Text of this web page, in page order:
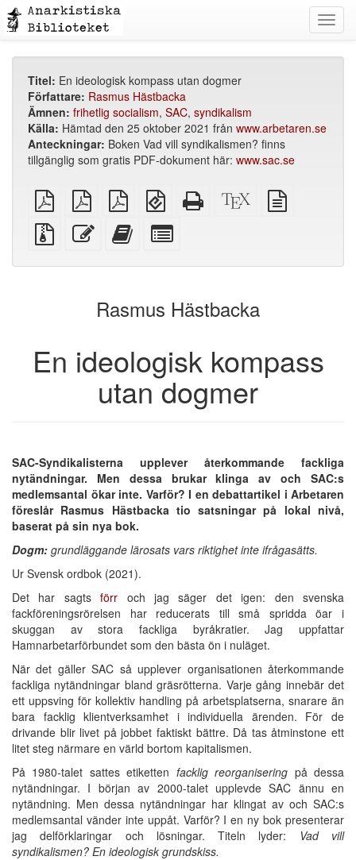
Titel: En ideologisk kompass utan dogmer
Författare: Rasmus Hästbacka
Ämnen: frihetlig socialism, SAC, syndikalism
Källa: Hämtad den 25 oktober 2021 från www.arbetaren.se
Anteckningar: Boken Vad vill syndikalismen? finns
tillgänglig som gratis PDF-dokument här: www.sac.se
plain
PDF
A4
imposed
PDF
Letter
imposed
PDF
EPUB
(för
mobila
enheter)
Fristående
HTML
XeLaTeX
källa
Källfiler
med
Redigera
denna
Lägg
text
bokskaparen
for
bookbuilder
Rasmus Hästbacka
En ideologisk kompass
utan dogmer
SAC-Syndikalisterna upplever återkommande fackliga
nytändningar. Men dessa brukar klinga av och SAC:s
medlemsantal ökar inte. Varför? I en debattartikel i Arbetaren
föreslår Rasmus Hästbacka tio satsningar på lokal nivå,
baserat på sin nya bok.
Dogm: grundläggande lärosats vars riktighet inte ifrågasätts.
Ur Svensk ordbok (2021).
Det har sagtsförr och jag säger det igen: den svenska
fackföreningsrörelsen har reducerats till små spridda öar i
skuggan av stora fackliga byråkratier. Jag uppfattar
Hamnarbetarförbundet som den bästa ön i nuläget.
När det gäller SAC så upplever organisationen återkommande
fackliga nytändningar bland gräsrötterna. Varje gång innebär det
ett uppsving för kollektiv handling på arbetsplatserna, snarare än
bara facklig klientverksamhet i individuella ärenden. För de
drivande blir livet på jobbet faktiskt bättre. Då tas åtminstone ett
litet steg närmare en värld bortom kapitalismen.
På 1980-talet sattes etiketten facklig reorganisering på dessa
nytändningar. I början av 2000-talet upplevde SAC ännu en
nytändning. Men dessa nytändningar har klingat av och SAC:s
medlemsantal vänder inte uppåt. Varför? I en ny bok presenterar
jag delförklaringar och lösningar. Titeln lyder:
Vad vill
syndikalismen? En ideologisk grundskiss.